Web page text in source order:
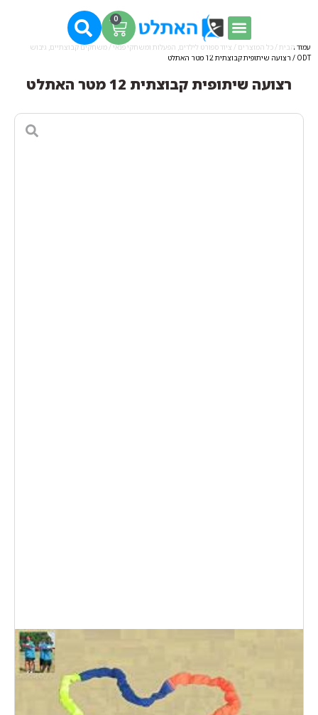
0
עמוד הבית / כל המוצרים / ציוד ספורט לילדים, הפעלות ומשחקי פנאי / משחקים קבוצתיים, גיבוש
ODT / רצועה שיתופית קבוצתית 12 מטר האתלט
רצועה שיתופית קבוצתית 12 מטר האתלט